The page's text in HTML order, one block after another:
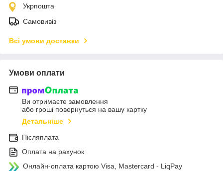
Укрпошта
Самовивіз
Всі умови доставки
Умови оплати
Ви отримаєте замовлення
або гроші повернуться на вашу картку
Детальніше
Післяплата
Оплата на рахунок
Онлайн-оплата картою Visa, Mastercard - LiqPay